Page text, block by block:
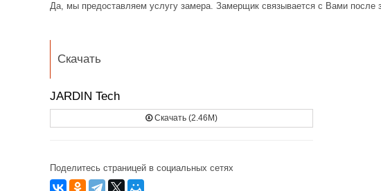
Да, мы предоставляем услугу замера. Замерщик связывается с Вами после
Скачать
JARDIN Tech
Скачать (2.46M)
Поделитесь страницей в социальных сетях